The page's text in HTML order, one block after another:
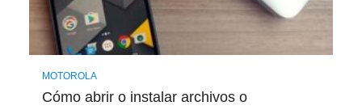
MOTOROLA
Cómo abrir o instalar archivos o